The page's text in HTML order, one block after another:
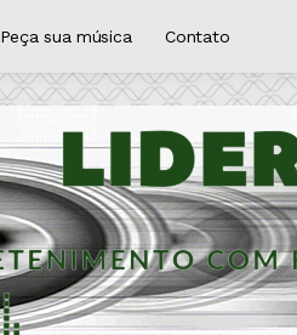
Peça sua música Contato